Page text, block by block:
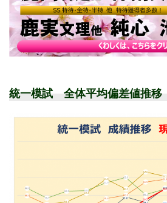
統一模試 全体平均偏差値推移